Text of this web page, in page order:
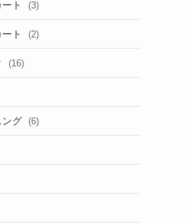
ト (3)
ト (2)
(16)
ング (6)